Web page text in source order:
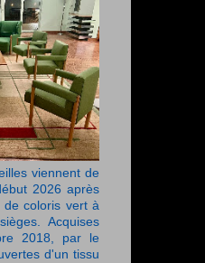
viennent de
2026 après
de coloris vert à
Acquises
2018, par le
d'un tissu